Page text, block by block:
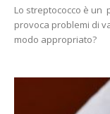
Lo streptococco è un
provoca problemi di
modo appropriato?